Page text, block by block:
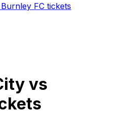
FC tickets
vs